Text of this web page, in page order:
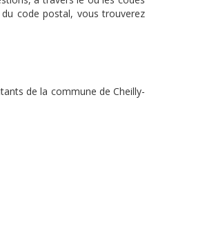
du code postal, vous trouverez
de la commune de Cheilly-